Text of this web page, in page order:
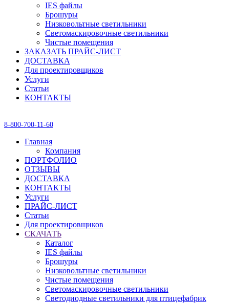
IES файлы
Брошуры
Низковольтные светильники
Светомаскировочные светильники
Чистые помещения
ЗАКАЗАТЬ ПРАЙС-ЛИСТ
ДОСТАВКА
Для проектировщиков
Услуги
Статьи
КОНТАКТЫ
8-800-700-11-60
Главная
Компания
ПОРТФОЛИО
ОТЗЫВЫ
ДОСТАВКА
КОНТАКТЫ
Услуги
ПРАЙС-ЛИСТ
Статьи
Для проектировщиков
СКАЧАТЬ
Каталог
IES файлы
Брошуры
Низковольтные светильники
Чистые помещения
Светомаскировочные светильники
Светодиодные светильники для птицефабрик